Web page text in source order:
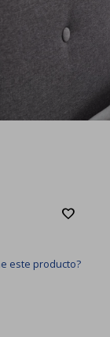
este producto?